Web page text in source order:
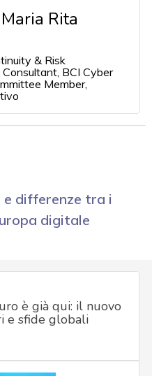
Rita
& Risk
BCI Cyber
Member,
e differenze tra i
digitale
è già qui: il nuovo
e sfide globali